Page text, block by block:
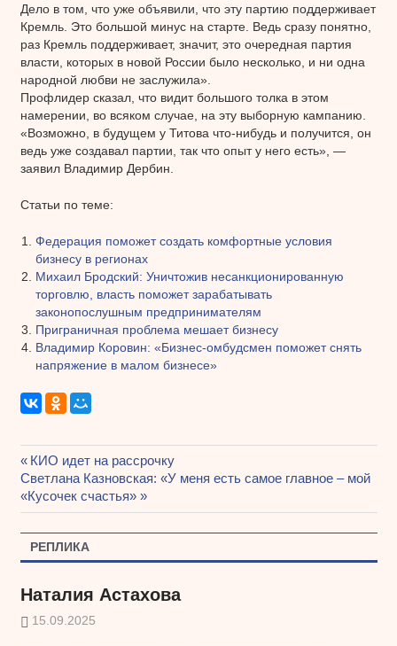
Дело в том, что уже объявили, что эту партию поддерживает
Кремль. Это большой минус на старте. Ведь сразу понятно,
раз Кремль поддерживает, значит, это очередная партия
власти, которых в новой России было несколько, и ни одна
народной любви не заслужила».
Профлидер сказал, что видит большого толка в этом
намерении, во всяком случае, на эту выборную кампанию.
«Возможно, в будущем у Титова что-нибудь и получится, он
ведь уже создавал партии, так что опыт у него есть», —
заявил Владимир Дербин.
Статьи по теме:
Федерация поможет создать комфортные условия
бизнесу в регионах
Михаил Бродский: Уничтожив несанкционированную
торговлю, власть поможет зарабатывать
законопослушным предпринимателям
Приграничная проблема мешает бизнесу
Владимир Коровин: «Бизнес-омбудсмен поможет снять
напряжение в малом бизнесе»
Навигация
по
записям
Предыдущая
запись:
КИО идет на рассрочку
Следующая
запись:
Светлана Казновская: «У меня есть самое главное – мой
«Кусочек счастья»
РЕПЛИКА
Наталия Астахова
15.09.2025